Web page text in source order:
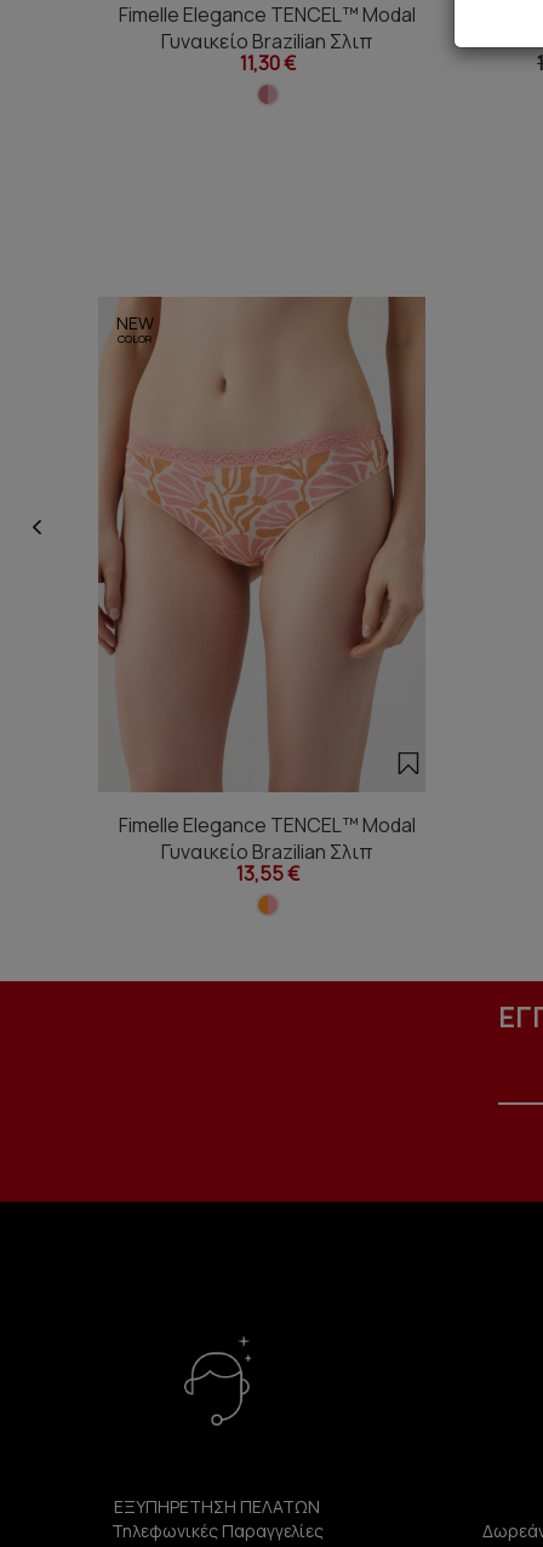
Fimelle Elegance TENCEL™ Modal
Γυναικείο Brazilian Σλιπ
11,30 €
NEW
COLOR
Fimelle Elegance TENCEL™ Modal
Γυναικείο Brazilian Σλιπ
13,55 €
ΕΞΥΠΗΡΕΤΗΣΗ ΠΕΛΑΤΩΝ
Τηλεφωνικές Παραγγελίες